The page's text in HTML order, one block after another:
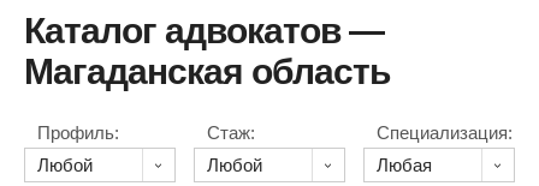
РЕКЛАМОДАТЕЛЯМ
Каталог адвокатов —
Магаданская область
Профиль: Стаж: Специализация: